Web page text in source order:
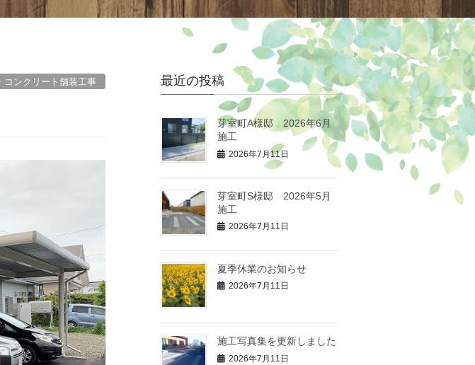
コンクリート舗装工事 最近の投稿
芽室町A様邸 2026年6月
施工
2026年7月11日
芽室町S様邸 2026年5月
施工
2026年7月11日
夏季休業のお知らせ
2026年7月11日
施工写真集を更新しました
2026年7月11日